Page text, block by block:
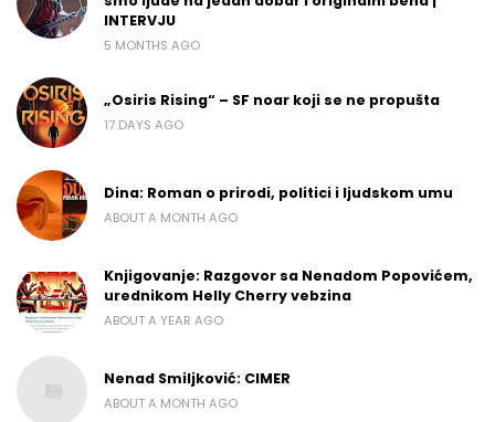
INTERVJU
5 MONTHS AGO
„Osiris Rising“ – SF noar koji se ne propušta
17 DAYS AGO
Dina: Roman o prirodi, politici i ljudskom umu
ABOUT A MONTH AGO
Knjigovanje: Razgovor sa Nenadom Popovićem,
urednikom Helly Cherry vebzina
ABOUT A YEAR AGO
Nenad Smiljković: CIMER
ABOUT A MONTH AGO